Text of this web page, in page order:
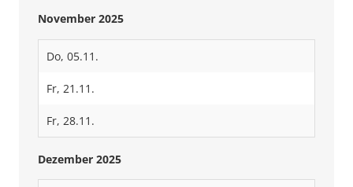
November 2025
Do, 05.11.
Fr, 21.11.
Fr, 28.11.
Dezember 2025